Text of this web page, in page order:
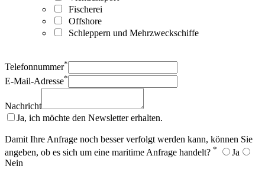
Fischerei
Offshore
Schleppern und Mehrzweckschiffe
Telefonnummer*
E-Mail-Adresse*
Nachricht
Ja, ich möchte den Newsletter erhalten.
Damit Ihre Anfrage noch besser verfolgt werden kann, können Sie
angeben, ob es sich um eine maritime Anfrage handelt? *
Ja
Nein